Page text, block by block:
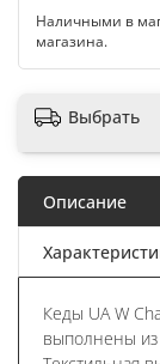
Наличными в
магазина.
Выбрать
Описание
Кеды UA W
выполнены из